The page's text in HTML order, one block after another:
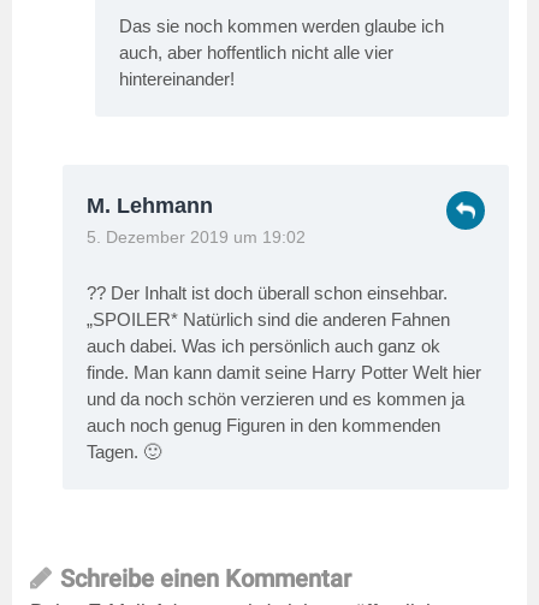
Das sie noch kommen werden glaube ich
auch, aber hoffentlich nicht alle vier
hintereinander!
M. Lehmann
5. Dezember 2019 um 19:02
?? Der Inhalt ist doch überall schon einsehbar.
„SPOILER* Natürlich sind die anderen Fahnen
auch dabei. Was ich persönlich auch ganz ok
finde. Man kann damit seine Harry Potter Welt hier
und da noch schön verzieren und es kommen ja
auch noch genug Figuren in den kommenden
Tagen. 🙂
Schreibe einen Kommentar